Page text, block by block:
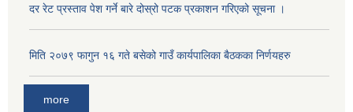
दर रेट प्रस्ताव पेश गर्ने बारे दोस्रो पटक प्रकाशन गरिएको सूचना ।
मिति २०७९ फागुन १६ गते बसेको गाउँ कार्यपालिका बैठकका निर्णयहरु
more